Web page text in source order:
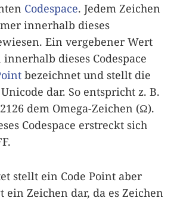
Codespace. Jedem Zeichen
innerhalb dieses
Ein vergebener Wert
dieses Codespace
bezeichnet und stellt die
dar. So entspricht z. B.
dem Omega-Zeichen (Ω).
Codespace erstreckt sich
stellt ein Code Point aber
Zeichen dar, da es Zeichen